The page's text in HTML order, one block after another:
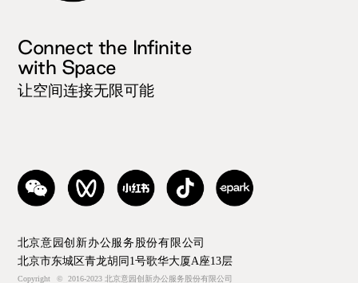
Connect the Infinite
with Space
让空间连接无限可能
北京意园创新办公服务股份有限公司
北京市东城区青龙胡同1号歌华大厦A座13层
Copyright © 2016-2023 北京意园创新办公服务股份有限公司